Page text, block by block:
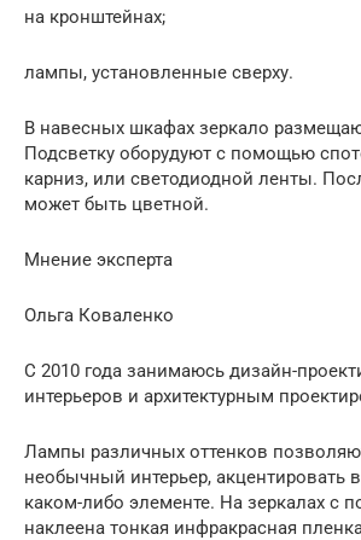
на кронштейнах;
лампы, установленные сверху.
В навесных шкафах зеркало
Подсветку оборудуют с помощью
карниз, или светодиодной ленты.
может быть цветной.
Мнение эксперта
Ольга Коваленко
С 2010 года занимаюсь дизайн-
интерьеров и архитектурным
Лампы различных оттенков
необычный интерьер, акцентировать
каком-либо элементе. На зеркалах с
наклеена тонкая инфракрасная